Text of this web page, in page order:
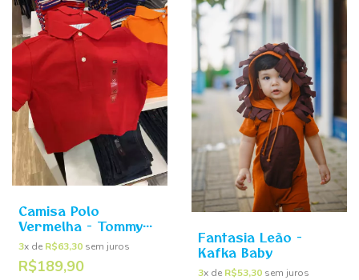
Camisa Polo
Vermelha - Tommy
Hilfiger
3x de R$63,30 sem juros
R$189,90
Fantasia Leão -
Kafka Baby
3x de R$53,30 sem juros